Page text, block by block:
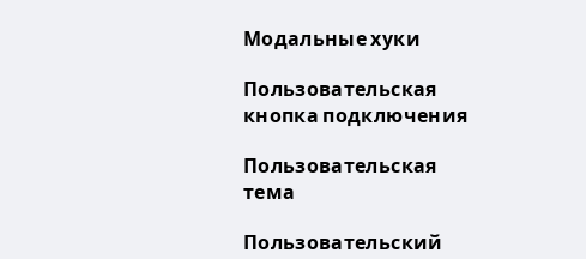
Модальные хуки
Пользовательская
кнопка подключения
Пользовательская
тема
Пользовательский